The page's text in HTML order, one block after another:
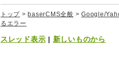
トップ > baserCMS全般 >Google/
るエラー
スレッド表示 | 新しいものから